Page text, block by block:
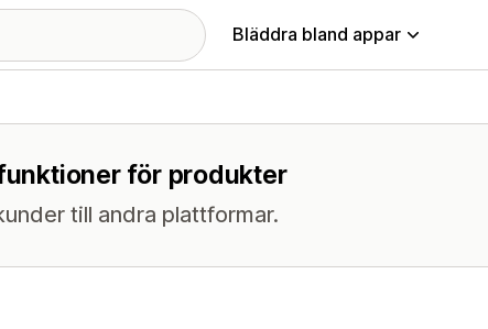
Bläddra bland appar
för produkter
till andra plattformar.